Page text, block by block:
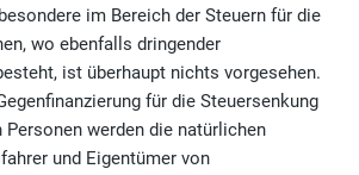
im Bereich der Steuern für die
wo ebenfalls dringender
ist überhaupt nichts vorgesehen.
für die Steuersenkung
werden die natürlichen
und Eigentümer von